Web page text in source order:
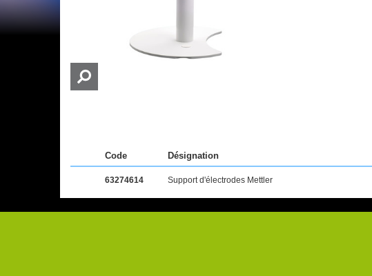
Code Désignation
63274614 Support d'électrodes Mettler